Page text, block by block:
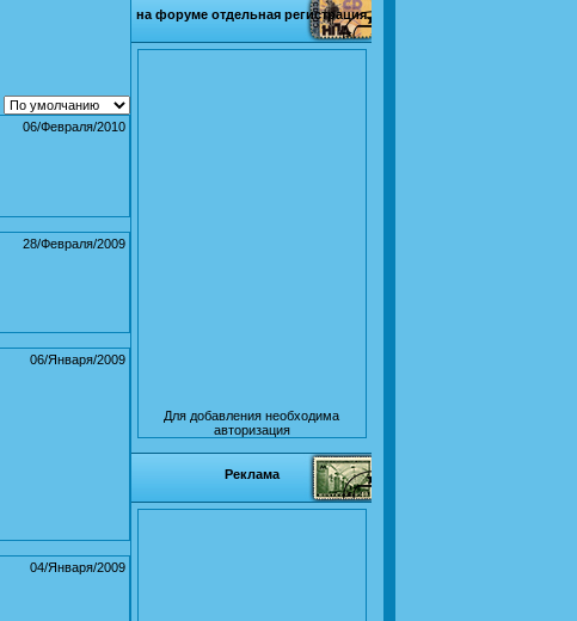
06/Февраля/2010
28/Февраля/2009
06/Января/2009
04/Января/2009
на форуме отдельная регистрация
Для добавления необходима
авторизация
Реклама